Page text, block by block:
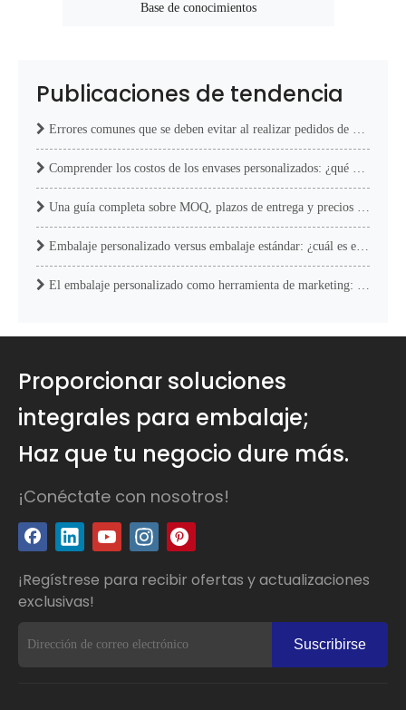
Base de conocimientos
Publicaciones de tendencia
Errores comunes que se deben evitar al realizar pedidos de envases personalizados al por mayor
Comprender los costos de los envases personalizados: ¿qué es lo que realmente influye en el precio?
Una guía completa sobre MOQ, plazos de entrega y precios de embalajes personalizados
Embalaje personalizado versus embalaje estándar: ¿cuál es el adecuado para su negocio?
El embalaje personalizado como herramienta de marketing: más que una simple caja
Proporcionar soluciones
integrales para embalaje;
Haz que tu negocio dure más.
¡Conéctate con nosotros!
¡Regístrese para recibir ofertas y actualizaciones
exclusivas!
Suscribirse